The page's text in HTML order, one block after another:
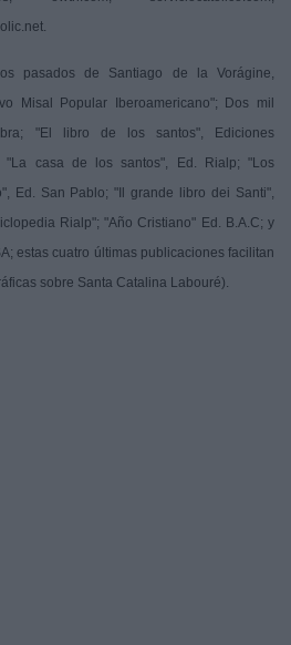
pasados de Santiago de la Vorágine,
Misal Popular Iberoamericano"; Dos mil
"El libro de los santos", Ediciones
"La casa de los santos", Ed. Rialp; "Los
Ed. San Pablo; "Il grande libro dei Santi",
Rialp"; "Año Cristiano" Ed. B.A.C; y
estas cuatro últimas publicaciones facilitan
sobre Santa Catalina Labouré).